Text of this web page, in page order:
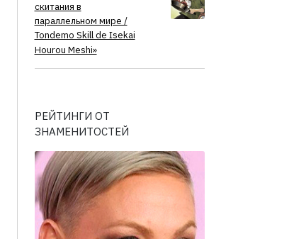
скитания в
параллельном мире /
Tondemo Skill de Isekai
Hourou Meshi»
РЕЙТИНГИ ОТ
ЗНАМЕНИТОСТЕЙ